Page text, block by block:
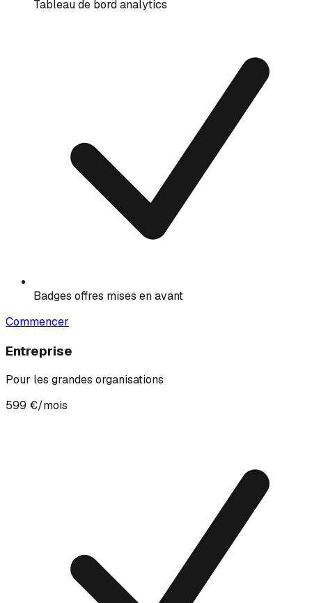
Tableau de bord analytics
Badges offres mises en avant
Commencer
Entreprise
Pour les grandes organisations
599 €/mois